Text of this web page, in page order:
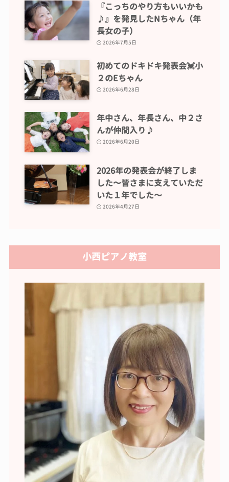
『こっちのやり方もいいかも
♪』を発見したNちゃん（年
長女の子）
2026年7月5日
初めてのドキドキ発表会💓小
２のEちゃん
2026年6月28日
年中さん、年長さん、中２さ
んが仲間入り♪
2026年6月20日
2026年の発表会が終了しま
した〜皆さまに支えていただ
いた１年でした〜
2026年4月27日
小西ピアノ教室